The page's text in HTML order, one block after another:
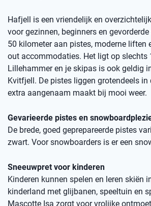
Hafjell is een vriendelijk en
voor gezinnen, beginners en
50 kilometer aan pistes, moderne liften
out accommodaties. Het ligt op slechts
Lillehammer en je skipas is ook geldig
Kvitfjell. De pistes liggen grotendeels in
extra aangenaam maakt bij mooi weer.
Gevarieerde pistes en
De brede, goed geprepareerde pistes
zwart. Voor snowboarders is er een
Sneeuwpret voor kinderen
Kinderen kunnen spelen en leren skiën
kinderland met glijbanen, speeltuin en
Mascotte Isa zorgt voor vrolijke